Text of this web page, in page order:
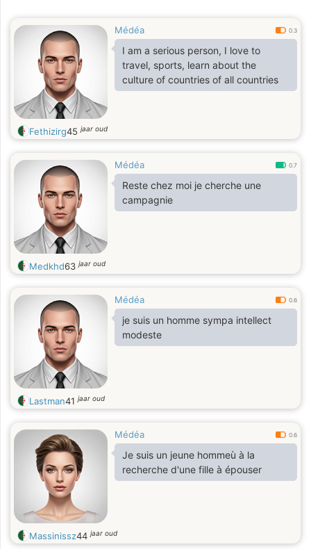
Médéa 0.3
I am a serious person, I love to
travel, sports, learn about the
culture of countries of all countries
Fethizirg45jaar oud
Médéa 0.7
Reste chez moi je cherche une
campagnie
Medkhd63jaar oud
Médéa 0.6
je suis un homme sympa intellect
modeste
Lastman41jaar oud
Médéa 0.6
Je suis un jeune hommeù à la
recherche d'une fille à épouser
Massinissz44jaar oud